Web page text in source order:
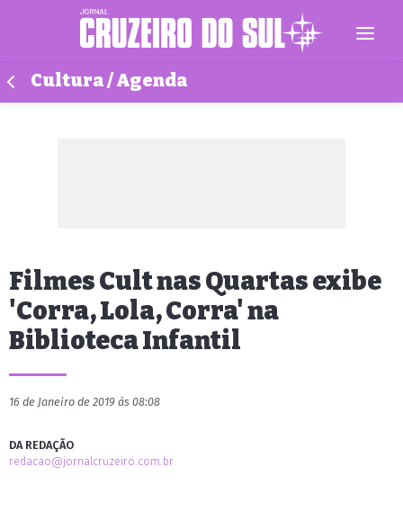
Cultura / Agenda
Filmes Cult nas Quartas exibe
'Corra, Lola, Corra' na
Biblioteca Infantil
16 de Janeiro de 2019 às 08:08
DA REDAÇÃO
redacao@jornalcruzeiro.com.br